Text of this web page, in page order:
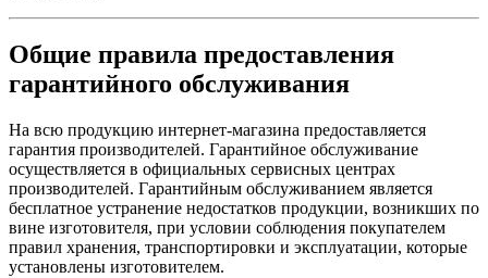
Общие правила предоставления
гарантийного обслуживания
На всю продукцию интернет-магазина предоставляется
гарантия производителей. Гарантийное обслуживание
осуществляется в официальных сервисных центрах
производителей. Гарантийным обслуживанием является
бесплатное устранение недостатков продукции, возникших по
вине изготовителя, при условии соблюдения покупателем
правил хранения, транспортировки и эксплуатации, которые
установлены изготовителем.